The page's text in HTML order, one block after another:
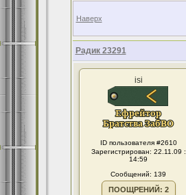
Наверх
Радик 23291
isi
ID пользователя #2610
Зарегистрирован: 22.11.09 :
14:59
Сообщений: 139
ПООЩРЕНИЙ: 2